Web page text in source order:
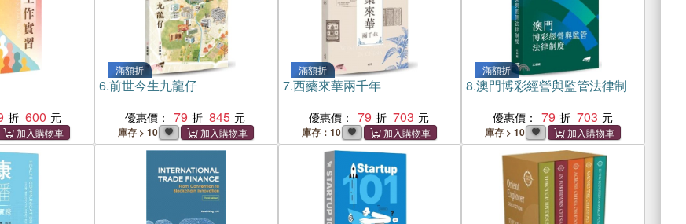
600
滿額折
6.前世今生九龍仔
優惠價： 79 845
庫存 > 10
滿額折
7.西藥來華兩千年
優惠價： 79 703
庫存：10
滿額折
8.澳門博彩經營與監管法律制
優惠價： 79 703
庫存 > 10